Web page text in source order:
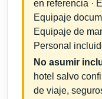
en referencia ·
Equipaje
Equipaje de
Personal
No asumir
hotel salvo
de viaje,